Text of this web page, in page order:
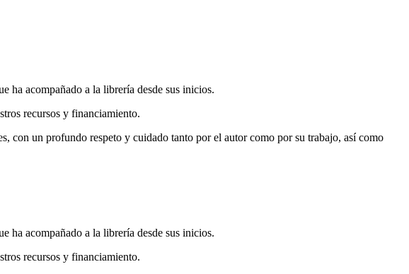
ha acompañado a la librería desde sus inicios.
recursos y financiamiento.
con un profundo respeto y cuidado tanto por el autor como por su trabajo, así como
ha acompañado a la librería desde sus inicios.
recursos y financiamiento.